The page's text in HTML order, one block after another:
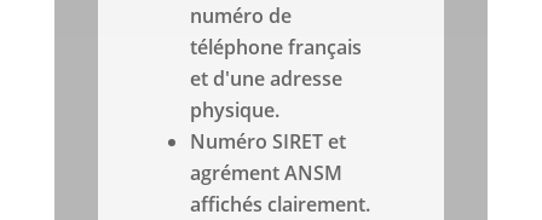
numéro de
téléphone français
et d'une adresse
physique.
Numéro SIRET et
agrément ANSM
affichés clairement.